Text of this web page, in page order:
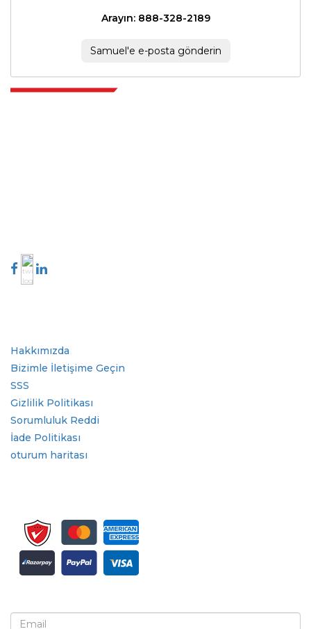
Arayın: 888-328-2189
Samuel'e e-posta gönderin
Hakkımızda
Bizimle İletişime Geçin
SSS
Gizlilik Politikası
Sorumluluk Reddi
İade Politikası
oturum haritası